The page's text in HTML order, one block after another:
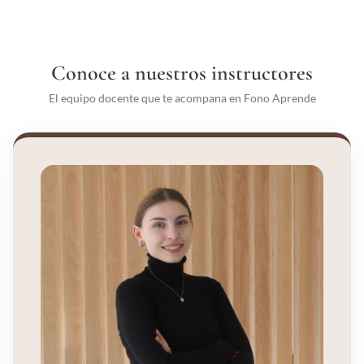
Conoce a nuestros instructores
El equipo docente que te acompana en Fono Aprende